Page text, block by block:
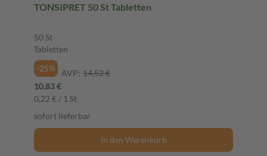
TONSIPRET 50 St Tabletten
50 St
Tabletten
-25%
AVP: 14,52 €
10,83 €
0,22 € / 1 St
sofort lieferbar
In den Warenkorb